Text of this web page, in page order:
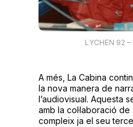
LYCHEN 92
A més, La Cabina
la nova manera de
l’audiovisual. Aquesta
amb la col·laboració de
compleix ja el seu